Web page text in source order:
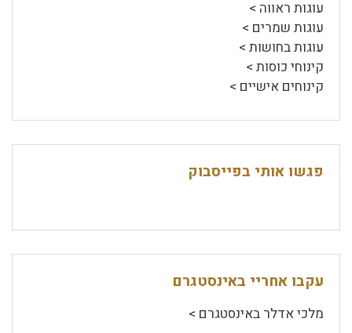
עוגות ראווה >
עוגות שמרים >
עוגות בחושות >
קינוחי כוסות >
קינוחים אישיים >
פגשו אותי בפייסבוק
עקבו אחריי באינסטגרם
מלכי אדלר באינסטגרם >